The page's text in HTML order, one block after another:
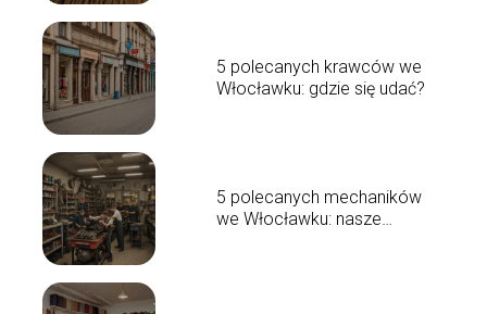
5 polecanych krawców we
Włocławku: gdzie się udać?
5 polecanych mechaników
we Włocławku: nasze